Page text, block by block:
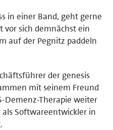
in einer Band, geht gerne
sich demnächst ein
auf der Pegnitz paddeln
der genesis
mit seinem Freund
Demenz-Therapie weiter
Softwareentwickler in